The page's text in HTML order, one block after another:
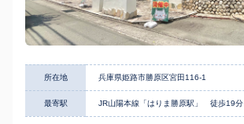
所在地 兵庫県姫路市勝原区宮田116-1
最寄駅 JR山陽本線「はりま勝原駅」 徒歩19分